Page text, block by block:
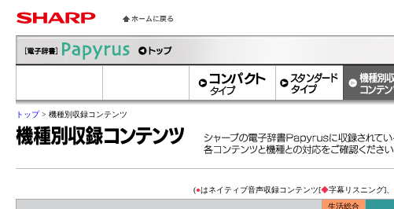
トップ> 機種別収録コンテンツ
(●はネイティブ音声収録コンテンツ[◆字幕リスニング]、
生活総合